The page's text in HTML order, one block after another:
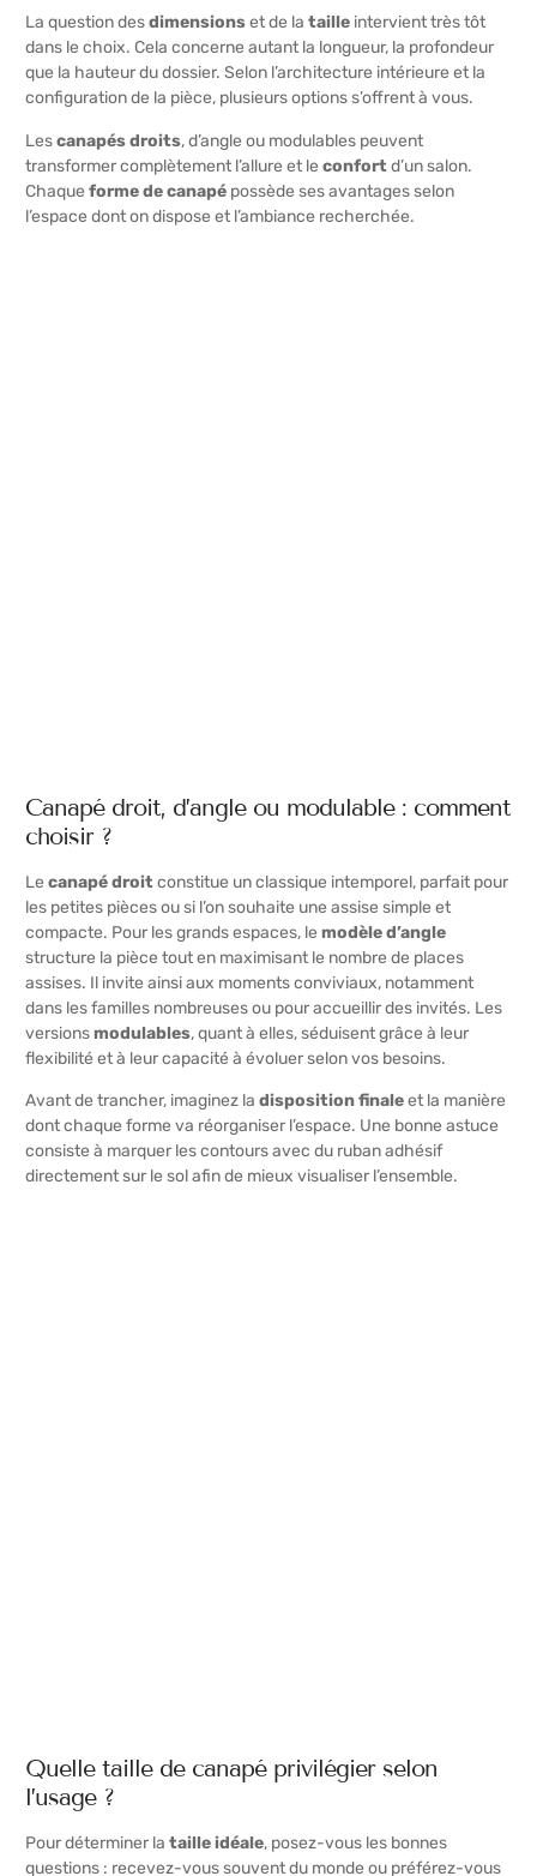
La question desdimensionset de la taille intervient très tôt
dans le choix. Cela concerne autant la longueur, la profondeur
que la hauteur du dossier. Selon l’architecture intérieure et la
configuration de la pièce, plusieurs options s’offrent à vous.
Lescanapés droits, d’angle ou modulables peuvent
transformer complètement l’allure et le confortd’un salon.
Chaque forme de canapé possède ses avantages selon
l’espace dont on dispose et l’ambiance recherchée.
Canapé droit, d’angle ou modulable : comment
choisir ?
Le canapé droitconstitue un classique intemporel, parfait pour
les petites pièces ou si l’on souhaite une assise simple et
compacte. Pour les grands espaces, le modèle d’angle
structure la pièce tout en maximisant le nombre de places
assises. Il invite ainsi aux moments conviviaux, notamment
dans les familles nombreuses ou pour accueillir des invités. Les
versionsmodulables, quant à elles, séduisent grâce à leur
flexibilité et à leur capacité à évoluer selon vos besoins.
Avant de trancher, imaginez la disposition finaleet la manière
dont chaque forme va réorganiser l’espace. Une bonne astuce
consiste à marquer les contours avec du ruban adhésif
directement sur le sol afin de mieux visualiser l’ensemble.
Quelle taille de canapé privilégier selon
l’usage ?
Pour déterminer la taille idéale, posez-vous les bonnes
questions : recevez-vous souvent du monde ou préférez-vous